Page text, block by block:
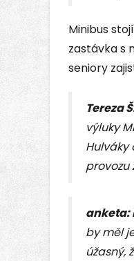
Minibus
zastávka s
seniory
Tereza
výluky
Hulváky
provozu
anketa:
by měl
úžasný,